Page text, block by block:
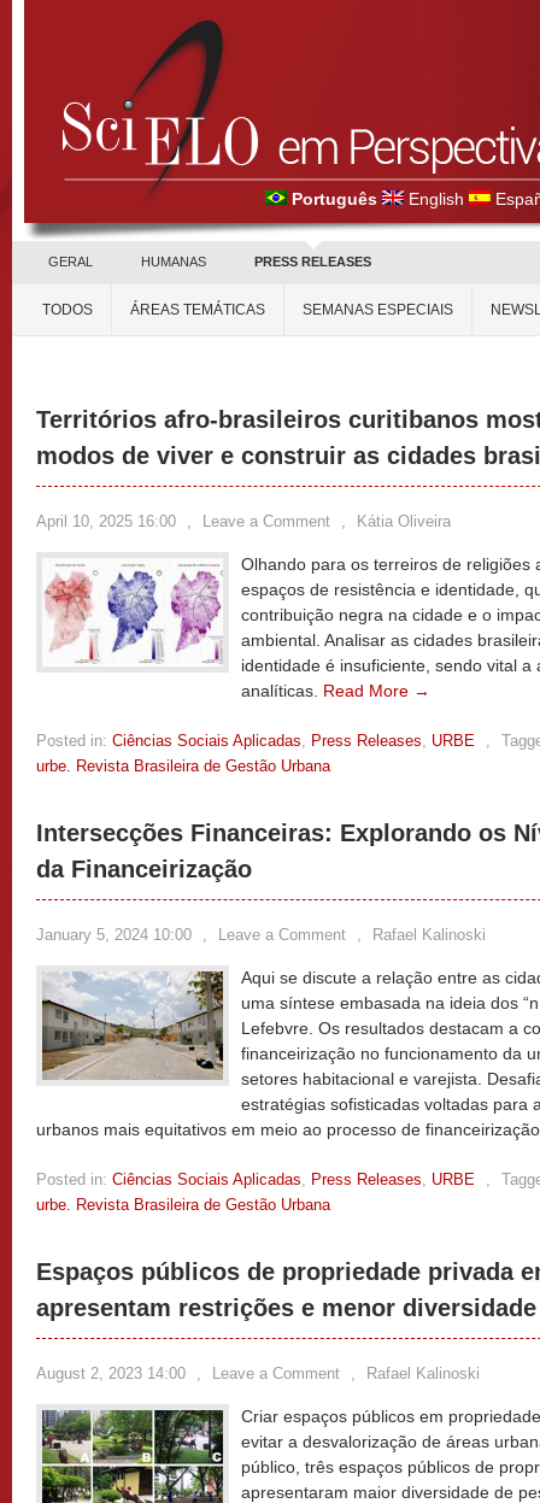
Português English
GERAL HUMANAS PRESS RELEASES
TODOS ÁREAS TEMÁTICAS SEMANAS ESPECIAIS
Territórios afro-brasileiros curitibanos
modos de viver e construir as cidades
April 10, 2025 16:00 , Leave a Comment , Kátia Oliveira
Olhando para os terreiros de religiões
espaços de resistência e identidade,
contribuição negra na cidade e o
ambiental. Analisar as cidades
identidade é insuficiente, sendo vital
analíticas. Read More →
Posted in: Ciências Sociais Aplicadas, Press Releases, URBE ,
urbe. Revista Brasileira de Gestão Urbana
Intersecções Financeiras: Explorando os
da Financeirização
January 5, 2024 10:00 , Leave a Comment , Rafael Kalinoski
Aqui se discute a relação entre as
uma síntese embasada na ideia dos
Lefebvre. Os resultados destacam a
financeirização no funcionamento da
setores habitacional e varejista.
estratégias sofisticadas voltadas para
urbanos mais equitativos em meio ao processo de
Posted in: Ciências Sociais Aplicadas, Press Releases, URBE ,
urbe. Revista Brasileira de Gestão Urbana
Espaços públicos de propriedade privada
apresentam restrições e menor diversidade
August 2, 2023 14:00 , Leave a Comment , Rafael Kalinoski
Criar espaços públicos em
evitar a desvalorização de áreas
público, três espaços públicos de
apresentaram maior diversidade de